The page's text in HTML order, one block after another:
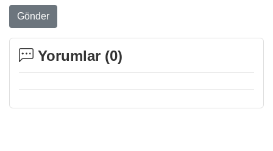
Gönder
Yorumlar (0)